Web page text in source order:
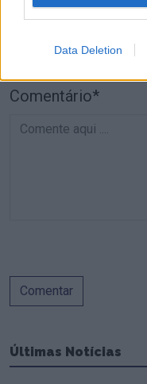
Data Deletion
Telemóvel*
Comentário*
Comentar
Últimas Notícias